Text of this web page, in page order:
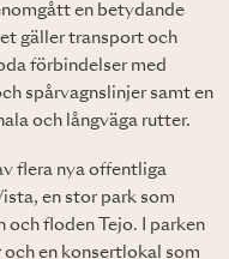
en betydande
gäller transport och
förbindelser med
spårvagnslinjer samt en
och långväga rutter.
flera nya offentliga
en stor park som
floden Tejo. I parken
en konsertlokal som